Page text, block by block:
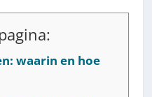
waarin en hoe